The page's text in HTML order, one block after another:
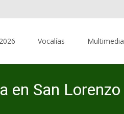
Vocalías Multimedia
en San Lorenzo